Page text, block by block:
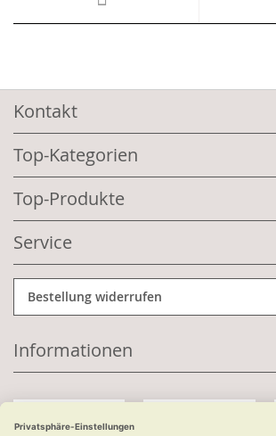
Kontakt
Top-Kategorien
Top-Produkte
Service
Bestellung widerrufen
Informationen